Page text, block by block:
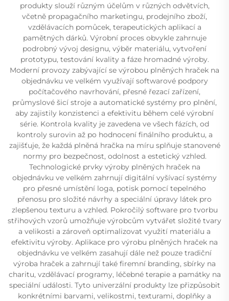
produkty slouží různým účelům v různých odvětvích,
včetně propagačního marketingu, prodejního zboží,
vzdělávacích pomůcek, terapeutických aplikací a
pamětných dárků. Výrobní proces obvykle zahrnuje
podrobný vývoj designu, výběr materiálu, vytvoření
prototypu, testování kvality a fáze hromadné výroby.
Moderní provozy zabývající se výrobou plněných hraček na
objednávku ve velkém využívají softwarové podpory
počítačového navrhování, přesné řezací zařízení,
průmyslové šicí stroje a automatické systémy pro plnění,
aby zajistily konzistenci a efektivitu během celé výrobní
série. Kontrola kvality je zavedena ve všech fázích, od
kontroly surovin až po hodnocení finálního produktu, a
zajišťuje, že každá plněná hračka na míru splňuje stanovené
normy pro bezpečnost, odolnost a estetický vzhled.
Technologické prvky výroby plněných hraček na
objednávku ve velkém zahrnují digitální vyšívací systémy
pro přesné umístění loga, potisk pomocí tepelného
přenosu pro složité návrhy a speciální úpravy látek pro
zlepšenou texturu a vzhled. Pokročilý software pro tvorbu
střihových vzorů umožňuje výrobcům vytvářet složité tvary
a velikosti a zároveň optimalizovat využití materiálu a
efektivitu výroby. Aplikace pro výrobu plněných hraček na
objednávku ve velkém zasahují dále než pouze tradiční
výroba hraček a zahrnují také firemní branding, sbírky na
charitu, vzdělávací programy, léčebné terapie a památky na
speciální události. Tyto univerzální produkty lze přizpůsobit
konkrétními barvami, velikostmi, texturami, doplňky a